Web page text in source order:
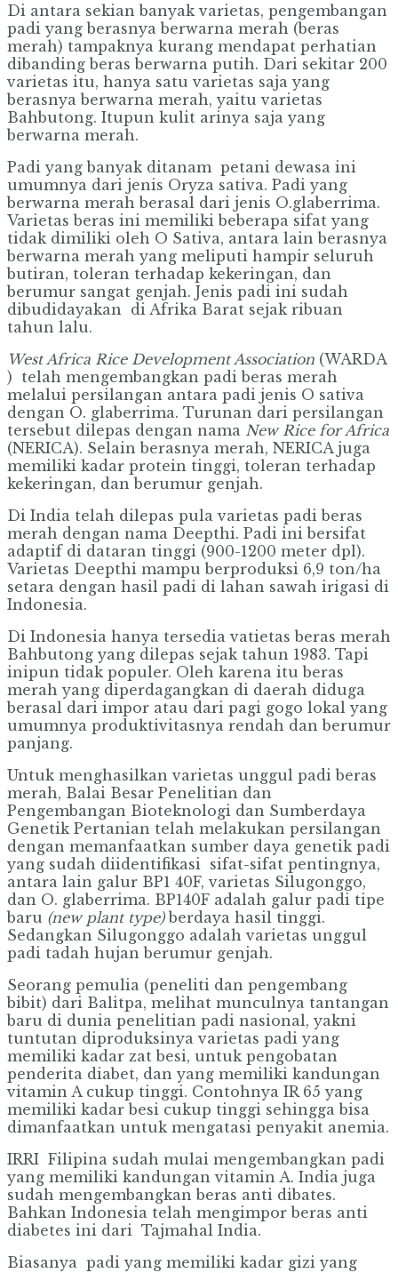
Di antara sekian banyak varietas, pengembangan
padi yang berasnya berwarna merah (beras
merah) tampaknya kurang mendapat perhatian
dibanding beras berwarna putih. Dari sekitar 200
varietas itu, hanya satu varietas saja yang
berasnya berwarna merah, yaitu varietas
Bahbutong. Itupun kulit arinya saja yang
berwarna merah.
Padi yang banyak ditanam petani dewasa ini
umumnya dari jenis Oryza sativa. Padi yang
berwarna merah berasal dari jenis O.glaberrima.
Varietas beras ini memiliki beberapa sifat yang
tidak dimiliki oleh O Sativa, antara lain berasnya
berwarna merah yang meliputi hampir seluruh
butiran, toleran terhadap kekeringan, dan
berumur sangat genjah. Jenis padi ini sudah
dibudidayakan di Afrika Barat sejak ribuan
tahun lalu.
West Africa Rice Development Association (WARDA
) telah mengembangkan padi beras merah
melalui persilangan antara padi jenis O sativa
dengan O. glaberrima. Turunan dari persilangan
tersebut dilepas dengan nama New Rice for Africa
(NERICA). Selain berasnya merah, NERICA juga
memiliki kadar protein tinggi, toleran terhadap
kekeringan, dan berumur genjah.
Di India telah dilepas pula varietas padi beras
merah dengan nama Deepthi. Padi ini bersifat
adaptif di dataran tinggi (900-1200 meter dpl).
Varietas Deepthi mampu berproduksi 6,9 ton/ha
setara dengan hasil padi di lahan sawah irigasi di
Indonesia.
Di Indonesia hanya tersedia vatietas beras merah
Bahbutong yang dilepas sejak tahun 1983. Tapi
inipun tidak populer. Oleh karena itu beras
merah yang diperdagangkan di daerah diduga
berasal dari impor atau dari pagi gogo lokal yang
umumnya produktivitasnya rendah dan berumur
panjang.
Untuk menghasilkan varietas unggul padi beras
merah, Balai Besar Penelitian dan
Pengembangan Bioteknologi dan Sumberdaya
Genetik Pertanian telah melakukan persilangan
dengan memanfaatkan sumber daya genetik padi
yang sudah diidentifikasi sifat-sifat pentingnya,
antara lain galur BP1 40F, varietas Silugonggo,
dan O. glaberrima. BP140F adalah galur padi tipe
baru (new plant type)berdaya hasil tinggi.
Sedangkan Silugonggo adalah varietas unggul
padi tadah hujan berumur genjah.
Seorang pemulia (peneliti dan pengembang
bibit) dari Balitpa, melihat munculnya tantangan
baru di dunia penelitian padi nasional, yakni
tuntutan diproduksinya varietas padi yang
memiliki kadar zat besi, untuk pengobatan
penderita diabet, dan yang memiliki kandungan
vitamin A cukup tinggi. Contohnya IR 65 yang
memiliki kadar besi cukup tinggi sehingga bisa
dimanfaatkan untuk mengatasi penyakit anemia.
IRRI Filipina sudah mulai mengembangkan padi
yang memiliki kandungan vitamin A. India juga
sudah mengembangkan beras anti dibates.
Bahkan Indonesia telah mengimpor beras anti
diabetes ini dari Tajmahal India.
Biasanya padi yang memiliki kadar gizi yang